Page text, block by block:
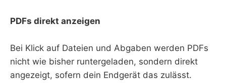
PDFs direkt anzeigen
Bei Klick auf Dateien und Abgaben werden PDFs
nicht wie bisher runtergeladen, sondern direkt
angezeigt, sofern dein Endgerät das zulässt.